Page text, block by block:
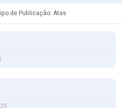
de Publicação: Atas